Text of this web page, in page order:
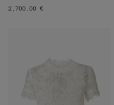
‌2,700.00 €